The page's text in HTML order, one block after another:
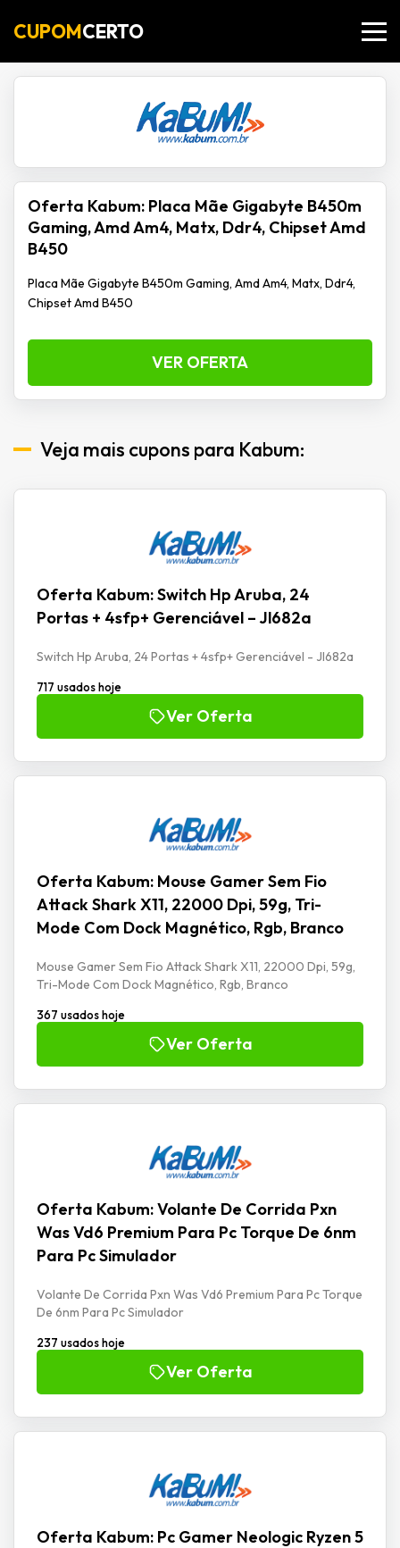
CUPOMCERTO
Oferta Kabum: Placa Mãe Gigabyte B450m
Gaming, Amd Am4, Matx, Ddr4, Chipset Amd
B450
Placa Mãe Gigabyte B450m Gaming, Amd Am4, Matx, Ddr4,
Chipset Amd B450
VER OFERTA
Veja mais cupons para Kabum:
Oferta Kabum: Switch Hp Aruba, 24
Portas + 4sfp+ Gerenciável – Jl682a
Switch Hp Aruba, 24 Portas + 4sfp+ Gerenciável - Jl682a
717 usados hoje
Ver Oferta
Oferta Kabum: Mouse Gamer Sem Fio
Attack Shark X11, 22000 Dpi, 59g, Tri-
Mode Com Dock Magnético, Rgb, Branco
Mouse Gamer Sem Fio Attack Shark X11, 22000 Dpi, 59g,
Tri-Mode Com Dock Magnético, Rgb, Branco
367 usados hoje
Ver Oferta
Oferta Kabum: Volante De Corrida Pxn
Was Vd6 Premium Para Pc Torque De 6nm
Para Pc Simulador
Volante De Corrida Pxn Was Vd6 Premium Para Pc Torque
De 6nm Para Pc Simulador
237 usados hoje
Ver Oferta
Oferta Kabum: Pc Gamer Neologic Ryzen 5